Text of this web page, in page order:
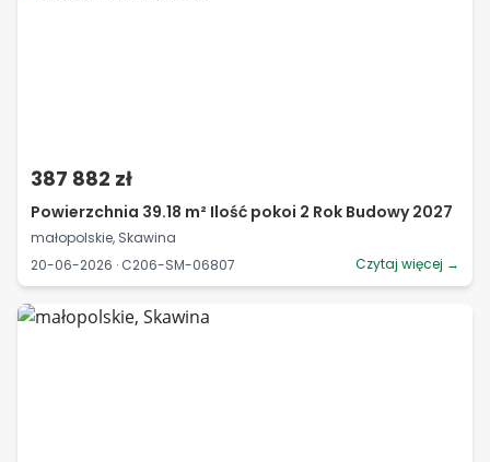
387 882 zł
Powierzchnia 39.18 m² Ilość pokoi 2 Rok Budowy 2027
małopolskie, Skawina
20-06-2026 · C206-SM-06807
Czytaj więcej →